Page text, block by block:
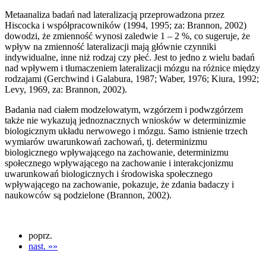
Metaanaliza badań nad lateralizacją przeprowadzona przez
Hiscocka i współpracowników (1994, 1995; za: Brannon, 2002)
dowodzi, że zmienność wynosi zaledwie 1 – 2 %, co sugeruje, że
wpływ na zmienność lateralizacji mają głównie czynniki
indywidualne, inne niż rodzaj czy płeć. Jest to jedno z wielu badań
nad wpływem i tłumaczeniem lateralizacji mózgu na różnice między
rodzajami (Gerchwind i Galabura, 1987; Waber, 1976; Kiura, 1992;
Levy, 1969, za: Brannon, 2002).
Badania nad ciałem modzelowatym, wzgórzem i podwzgórzem
także nie wykazują jednoznacznych wniosków w determinizmie
biologicznym układu nerwowego i mózgu. Samo istnienie trzech
wymiarów uwarunkowań zachowań, tj. determinizmu
biologicznego wpływającego na zachowanie, determinizmu
społecznego wpływającego na zachowanie i interakcjonizmu
uwarunkowań biologicznych i środowiska społecznego
wpływającego na zachowanie, pokazuje, że zdania badaczy i
naukowców są podzielone (Brannon, 2002).
poprz.
nast. »»